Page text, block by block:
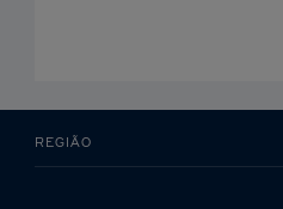
REGIÃO